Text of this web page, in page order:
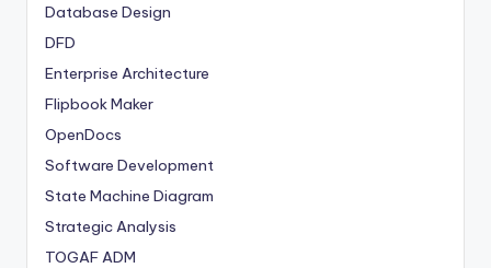
Database Design
DFD
Enterprise Architecture
Flipbook Maker
OpenDocs
Software Development
State Machine Diagram
Strategic Analysis
TOGAF ADM